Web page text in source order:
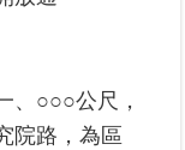
、○○○公尺，
院路，為區